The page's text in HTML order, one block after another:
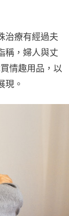
治療有經過夫
稱，婦人與丈
情趣用品，以
現。